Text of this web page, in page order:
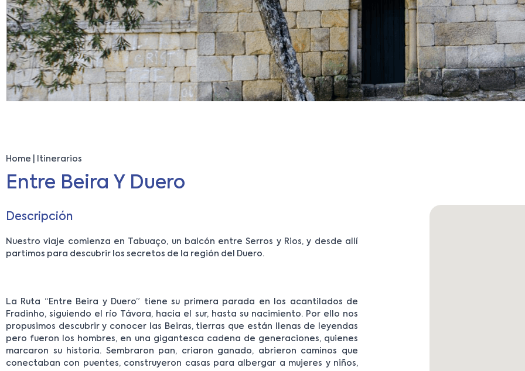
Home Itinerarios
Entre Beira Y Duero
Descripción
Nuestro viaje comienza en Tabuaço, un balcón entre Serros y Rios, y desde allí
partimos para descubrir los secretos de la región del Duero.
La Ruta “Entre Beira y Duero” tiene su primera parada en los acantilados de
Fradinho, siguiendo el río Távora, hacia el sur, hasta su nacimiento. Por ello nos
propusimos descubrir y conocer las Beiras, tierras que están llenas de leyendas
pero fueron los hombres, en una gigantesca cadena de generaciones, quienes
marcaron su historia. Sembraron pan, criaron ganado, abrieron caminos que
conectaban con puentes, construyeron casas para albergar a mujeres y niños,